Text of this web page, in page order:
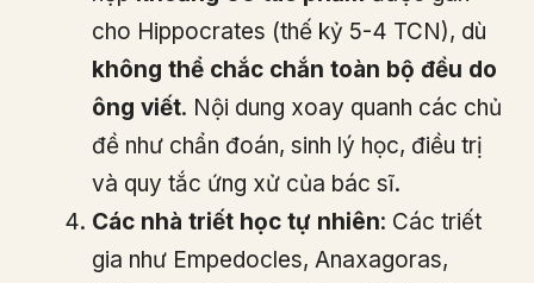
cho Hippocrates (thế kỷ 5-4 TCN), dù
không thể chắc chắn toàn bộ đều do
ông viết. Nội dung xoay quanh các chủ
đề như chẩn đoán, sinh lý học, điều trị
và quy tắc ứng xử của bác sĩ.
Các nhà triết học tự nhiên: Các triết
gia như Empedocles, Anaxagoras,